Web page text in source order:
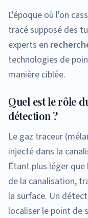
L'époque où l'on
tracé supposé des
experts en
technologies de
manière ciblée.
Quel est le rôle
détection ?
Le gaz traceur
injecté dans la
Étant plus léger que
de la canalisation,
la surface. Un
localiser le point de